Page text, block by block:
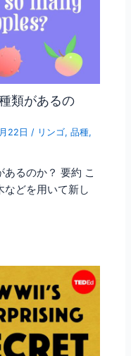
類があるの
22日/ リンゴ,品種,
るのか？ 要約 こ
などを用いて新し